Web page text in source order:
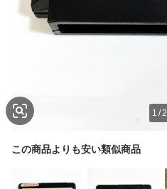
1 /2
この商品よりも安い類似商品